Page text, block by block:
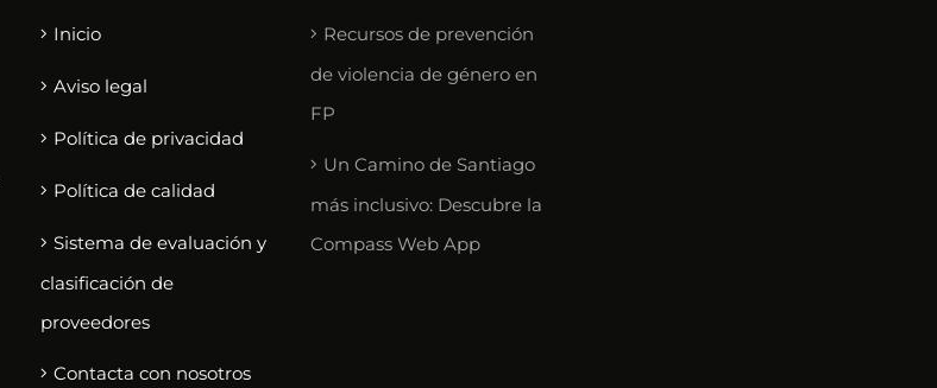
Inicio
Aviso legal
Política de privacidad
Política de calidad
Sistema de evaluación y
clasificación de
proveedores
Contacta con nosotros
Recursos de prevención
de violencia de género en
FP
Un Camino de Santiago
más inclusivo: Descubre la
Compass Web App